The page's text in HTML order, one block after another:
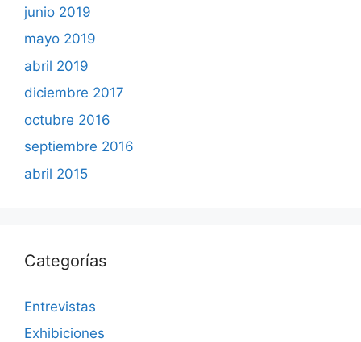
junio 2019
mayo 2019
abril 2019
diciembre 2017
octubre 2016
septiembre 2016
abril 2015
Categorías
Entrevistas
Exhibiciones